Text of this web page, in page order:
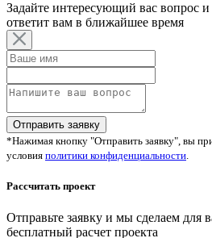
Задайте интересующий вас вопрос
ответит вам в ближайшее время
Отправить заявку
*Нажимая кнопку "Отправить заявку", вы
условия политики конфиденциальности.
Рассчитать проект
Отправьте заявку и мы сделаем для
бесплатный расчет проекта